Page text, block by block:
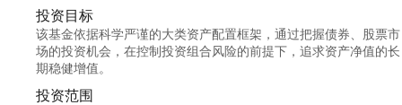
投资目标
该基金依据科学严谨的大类资产配置框架，通过把握债券、股票市
场的投资机会，在控制投资组合风险的前提下，追求资产净值的长
期稳健增值。
投资范围